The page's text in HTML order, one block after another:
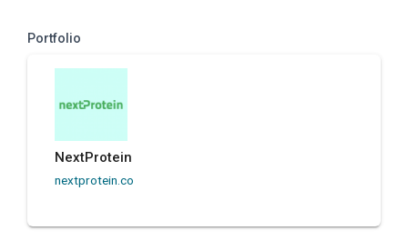
Portfolio
NextProtein
nextprotein.co